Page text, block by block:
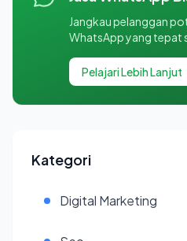
Jangkau pelanggan
WhatsApp yang tepat
Pelajari Lebih Lanjut
Kategori
Digital Marketing